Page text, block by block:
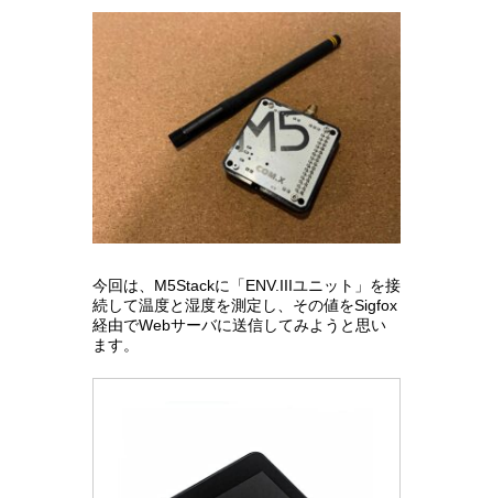
今回は、M5Stackに「ENV.IIIユニット」を接
続して温度と湿度を測定し、その値をSigfox
経由でWebサーバに送信してみようと思い
ます。